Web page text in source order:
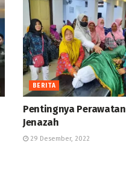
BERITA
Pentingnya Perawatan
Jenazah
29 Desember, 2022